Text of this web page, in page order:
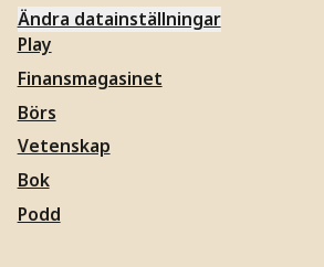
Ändra datainställningar
Play
Finansmagasinet
Börs
Vetenskap
Bok
Podd